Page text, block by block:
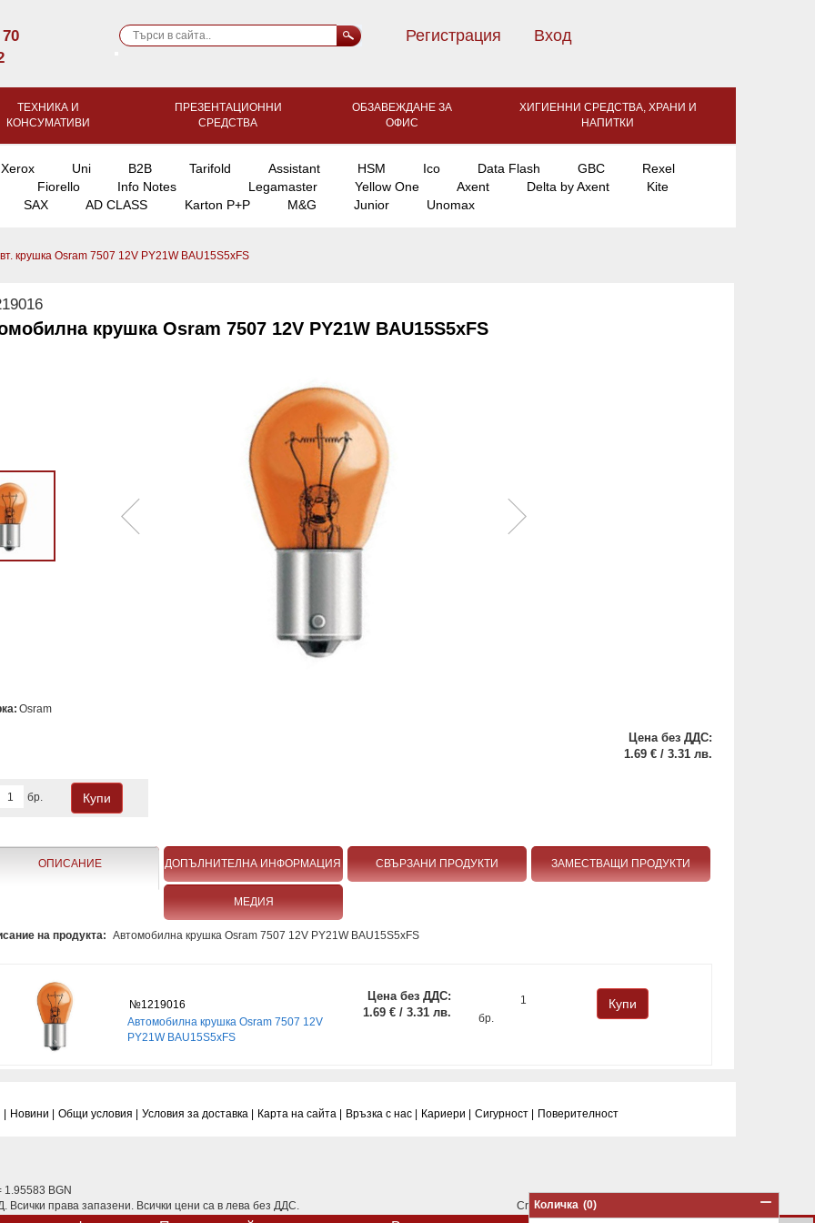
Регистрация Вход
ТЕХНИКА И
КОНСУМАТИВИ
ПРЕЗЕНТАЦИОННИ
СРЕДСТВА
ОБЗАВЕЖДАНЕ ЗА
ОФИС
ХИГИЕННИ СРЕДСТВА, ХРАНИ И
НАПИТКИ
Xerox Uni B2B Tarifold Assistant HSM Ico Data Flash GBC
Rexel
Fiorello
Info Notes Legamaster Yellow One Axent Delta by Axent
Kite
SAX
AD CLASS Karton P+P M&G Junior Unomax
крушка Osram 7507 12V PY21W BAU15S5xFS
Количка (0)
крушка Osram 7507 12V PY21W BAU15S5xFS
Osram
Цена без ДДС:
1.69 € / 3.31 лв.
бр.
ОПИСАНИЕ ДОПЪЛНИТЕЛНА ИНФОРМАЦИЯ СВЪРЗАНИ ПРОДУКТИ ЗАМЕСТВАЩИ ПРОДУКТИ
МЕДИЯ
на продукта: Автомобилна крушка Osram 7507 12V PY21W BAU15S5xFS
№1219016
Автомобилна крушка Osram 7507 12V
PY21W BAU15S5xFS
Цена без ДДС:
1.69 € / 3.31 лв.
бр.
Новини | Общи условия | Условия за доставка | Карта на сайта | Връзка с нас | Кариери | Сигурност | Поверитeлност
1.95583 BGN
права запазени. Всички цени са в лева без ДДС.
Created byWebTrade